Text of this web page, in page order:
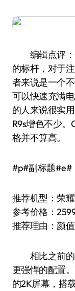
编辑点评：
的标杆，对于
者来说是一个
可以快速充满
的人来说很实
R9s增色不少。
格并不算高。
#p#副标题#e#
推荐机型：荣
参考价格：
推荐理由：颜
相比之前的
更强悍的配置
的2K屏幕，搭